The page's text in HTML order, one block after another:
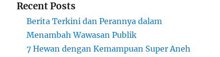
Recent Posts
Berita Terkini dan Perannya dalam
Menambah Wawasan Publik
7 Hewan dengan Kemampuan Super Aneh